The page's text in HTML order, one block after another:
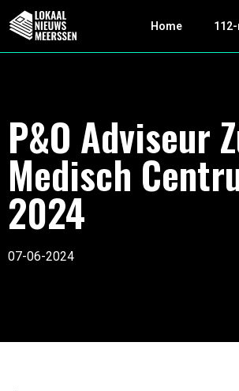
Home
P&O Adviseur
Medisch
2024
07-06-2024